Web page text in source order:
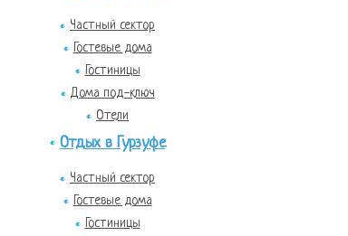
Частный сектор
Гостевые дома
Гостиницы
Дома под-ключ
Отели
Отдых в Гурзуфе
Частный сектор
Гостевые дома
Гостиницы